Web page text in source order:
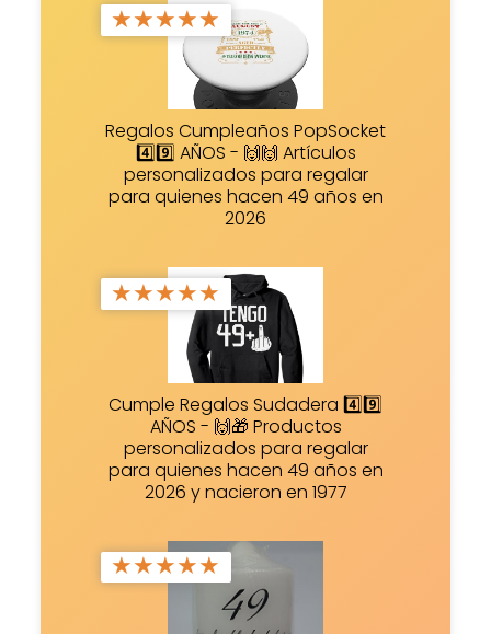
★★★★★
Regalos Cumpleaños PopSocket
4️⃣9️⃣ AÑOS - 🙌🙌 Artículos
personalizados para regalar
para quienes hacen 49 años en
2026
★★★★★
Cumple Regalos Sudadera 4️⃣9️⃣
AÑOS - 🙌🎁 Productos
personalizados para regalar
para quienes hacen 49 años en
2026 y nacieron en 1977
★★★★★